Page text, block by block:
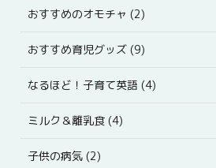
おすすめのオモチャ (2)
おすすめ育児グッズ (9)
なるほど！子育て英語 (4)
ミルク＆離乳食 (4)
子供の病気 (2)